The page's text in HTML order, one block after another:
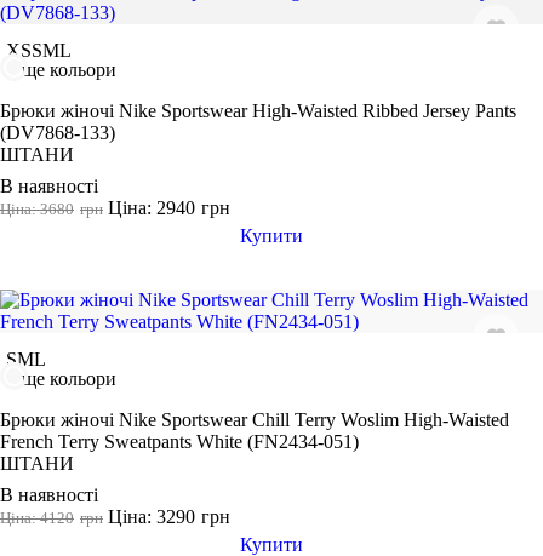
Розмір одягу
46
Колір
Показати більше
Розмір взуття
ФУТБОЛКИ КУРТКИ ТА СВЕТРИ ШТАНИ Взуття
АКСЕСУАРИ
XSSML
ще кольори
Брюки жіночі Nike Sportswear High-Waisted Ribbed Jersey Pants
(DV7868-133)
ШТАНИ
В наявності
грн
Ціна: 3680 грн
Ціна: 2940
Купити
SML
ще кольори
Брюки жіночі Nike Sportswear Chill Terry Woslim High-Waisted
French Terry Sweatpants White (FN2434-051)
ШТАНИ
В наявності
грн
Ціна: 4120 грн
Ціна: 3290
Купити